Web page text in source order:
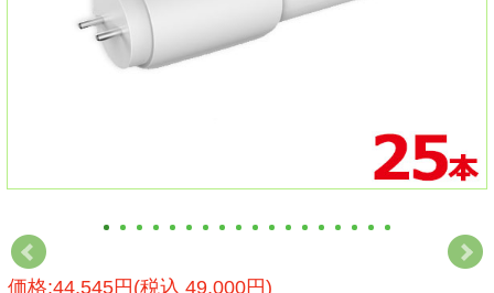
価格:44,545円(税込 49,000円)